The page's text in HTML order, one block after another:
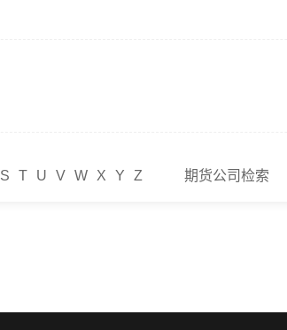
S T U V W X Y Z 期货公司检索